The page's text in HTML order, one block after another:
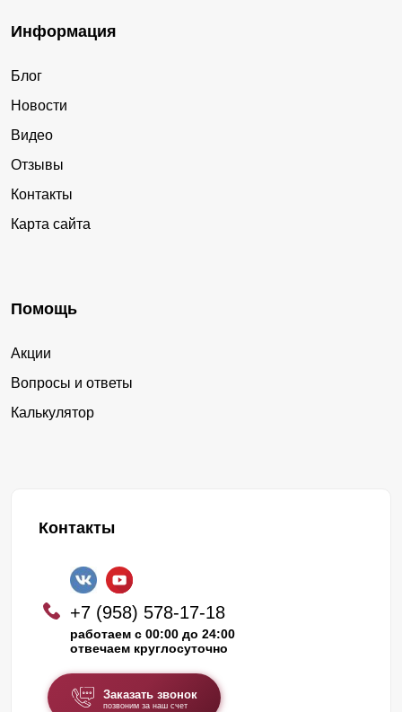
Информация
Блог
Новости
Видео
Отзывы
Контакты
Карта сайта
Помощь
Акции
Вопросы и ответы
Калькулятор
Контакты
+7 (958) 578-17-18
работаем с 00:00 до 24:00
отвечаем круглосуточно
Заказать звонок
позвоним за наш счет